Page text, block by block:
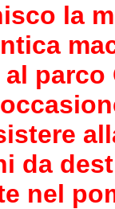
la
da
nel